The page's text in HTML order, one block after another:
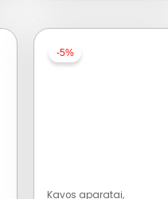
-5%
Kavos aparatai,